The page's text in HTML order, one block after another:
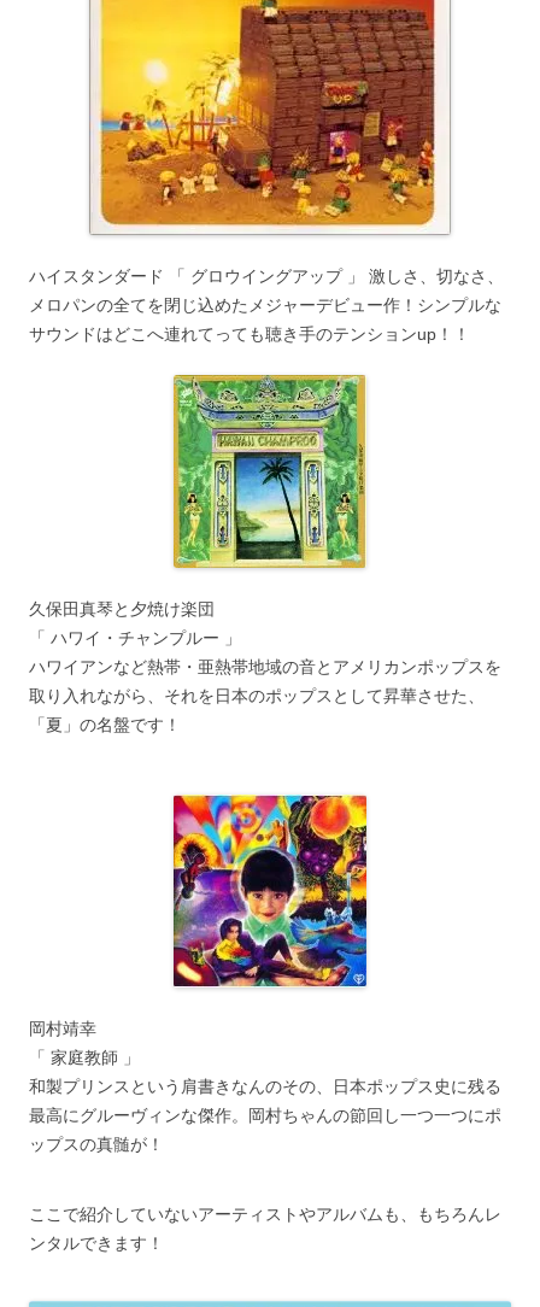
ハイスタンダード 「 グロウイングアップ 」 激しさ、切なさ、
メロパンの全てを閉じ込めたメジャーデビュー作！シンプルな
サウンドはどこへ連れてっても聴き手のテンションup！！
久保田真琴と夕焼け楽団
「 ハワイ・チャンプルー 」
ハワイアンなど熱帯・亜熱帯地域の音とアメリカンポップスを
取り入れながら、それを日本のポップスとして昇華させた、
「夏」の名盤です！
岡村靖幸
「 家庭教師 」
和製プリンスという肩書きなんのその、日本ポップス史に残る
最高にグルーヴィンな傑作。岡村ちゃんの節回し一つ一つにポ
ップスの真髄が！
ここで紹介していないアーティストやアルバムも、もちろんレ
ンタルできます！